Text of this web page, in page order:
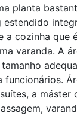
planta
estendido
a cozinha que
varanda. A
funcionários.
a máster